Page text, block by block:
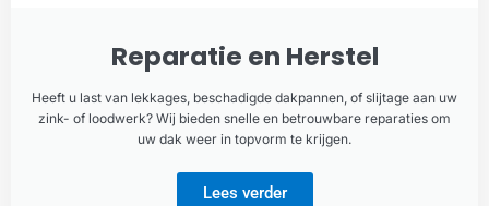
Reparatie en Herstel
Heeft u last van lekkages, beschadigde dakpannen, of slijtage aan uw
zink- of loodwerk? Wij bieden snelle en betrouwbare reparaties om
uw dak weer in topvorm te krijgen.
Lees verder